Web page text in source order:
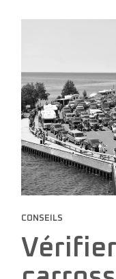
CONSEILS